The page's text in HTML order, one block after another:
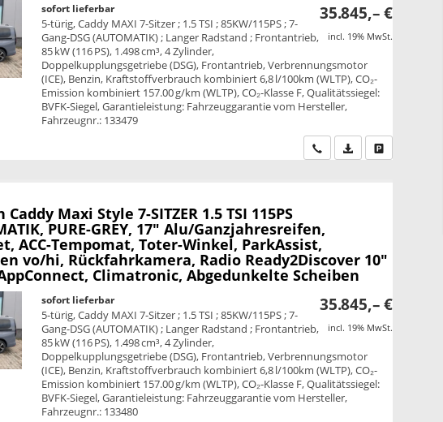
35.845,– €
incl. 19% MwSt.
sofort lieferbar
5-türig, Caddy MAXI 7-Sitzer ; 1.5 TSI ; 85KW/115PS ; 7-
Gang-DSG (AUTOMATIK) ; Langer Radstand ; Frontantrieb,
85 kW (116 PS), 1.498 cm³, 4 Zylinder,
Doppelkupplungsgetriebe (DSG), Frontantrieb, Verbrennungsmotor
(ICE), Benzin, Kraftstoffverbrauch kombiniert 6,8 l/100km (WLTP), CO₂-
Emission kombiniert 157.00 g/km (WLTP), CO₂-Klasse F, Qualitätssiegel:
BVFK-Siegel, Garantieleistung: Fahrzeuggarantie vom Hersteller,
Fahrzeugnr.: 133479
Wir rufen Sie an
PDF-Datei,Drucken,
Caddy Maxi Style 7-SITZER 1.5 TSI 115PS
PURE-GREY, 17" Alu/Ganzjahresreifen,
ACC-Tempomat, Toter-Winkel, ParkAssist,
vo/hi, Rückfahrkamera, Radio Ready2Discover 10"
Climatronic, Abgedunkelte Scheiben
35.845,– €
incl. 19% MwSt.
sofort lieferbar
5-türig, Caddy MAXI 7-Sitzer ; 1.5 TSI ; 85KW/115PS ; 7-
Gang-DSG (AUTOMATIK) ; Langer Radstand ; Frontantrieb,
85 kW (116 PS), 1.498 cm³, 4 Zylinder,
Doppelkupplungsgetriebe (DSG), Frontantrieb, Verbrennungsmotor
(ICE), Benzin, Kraftstoffverbrauch kombiniert 6,8 l/100km (WLTP), CO₂-
Emission kombiniert 157.00 g/km (WLTP), CO₂-Klasse F, Qualitätssiegel:
BVFK-Siegel, Garantieleistung: Fahrzeuggarantie vom Hersteller,
Fahrzeugnr.: 133480